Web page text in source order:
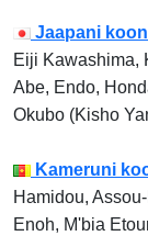
Jaapani
Eiji Kawashima,
Abe, Endo,
Okubo (Kisho
Kameruni
Hamidou,
Enoh, M'bia